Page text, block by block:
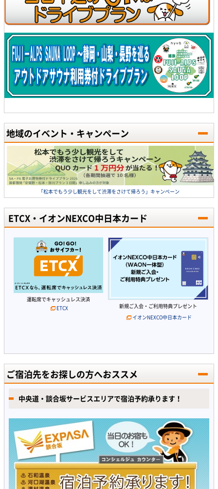
地域のイベント・キャンペーン
「松本でもう少し観光をして渋滞をさけて帰ろう」キャンペーン
ETCX・イオンNEXCO中日本カード
運転席でキャッシュレス決済
ETCX
新規ご入会・ご利用特典プレゼント
イオンNEXCO中日本カード
ご宿泊先をお探しの方へおススメ
中央道・談合坂サービスエリアで宿泊予約承ります！